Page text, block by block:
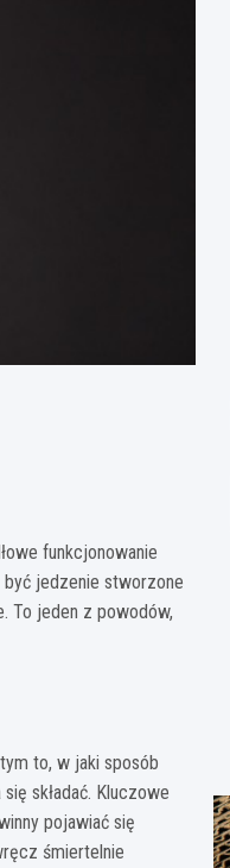
funkcjonowanie
jedzenie stworzone
To jeden z powodów,
to, w jaki sposób
składać. Kluczowe
pojawiać się
śmiertelnie